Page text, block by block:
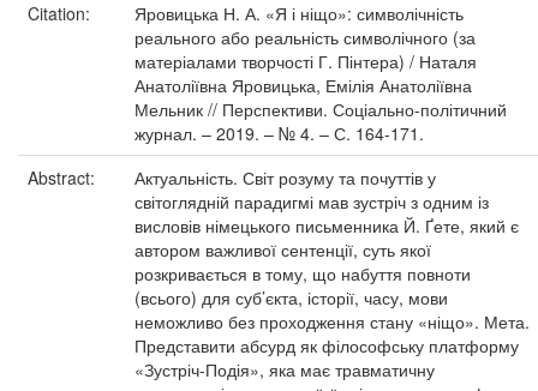
Citation:
Яровицька Н. А. «Я і ніщо»: символічність
реального або реальність символічного (за
матеріалами творчості Г. Пінтера) / Наталя
Анатоліївна Яровицька, Емілія Анатоліївна
Мельник // Перспективи. Соціально-політичний
журнал. – 2019. – № 4. – С. 164-171.
Abstract:
Актуальність. Світ розуму та почуттів у
світоглядній парадигмі мав зустріч з одним із
висловів німецького письменника Й. Ґете, який є
автором важливої сентенції, суть якої
розкривається в тому, що набуття повноти
(всього) для суб’єкта, історії, часу, мови
неможливо без проходження стану «ніщо». Мета.
Представити абсурд як філософську платформу
«Зустріч-Подія», яка має травматичну